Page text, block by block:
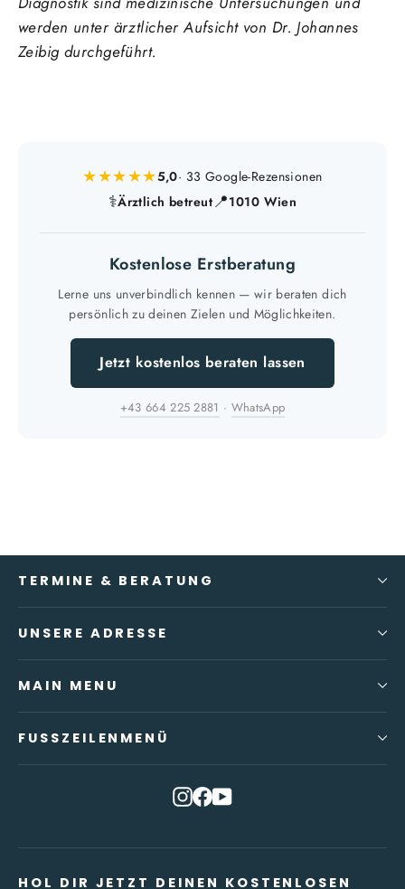
werden unter ärztlicher Aufsicht von Dr. Johannes
Zeibig durchgeführt.
★★★★★5,0· 33 Google-Rezensionen
⚕Ärztlich betreut📍1010 Wien
Kostenlose Erstberatung
Lerne uns unverbindlich kennen — wir beraten dich
persönlich zu deinen Zielen und Möglichkeiten.
Jetzt kostenlos beraten lassen
+43 664 225 2881 · WhatsApp
TERMINE & BERATUNG
UNSERE ADRESSE
MAIN MENU
FUSSZEILENMENÜ
Instagram
Facebook
YouTube
HOL DIR JETZT DEINEN KOSTENLOSEN